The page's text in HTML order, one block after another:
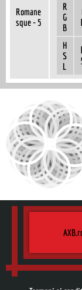
Romane
sque - 5
R
G
B
H
S
L